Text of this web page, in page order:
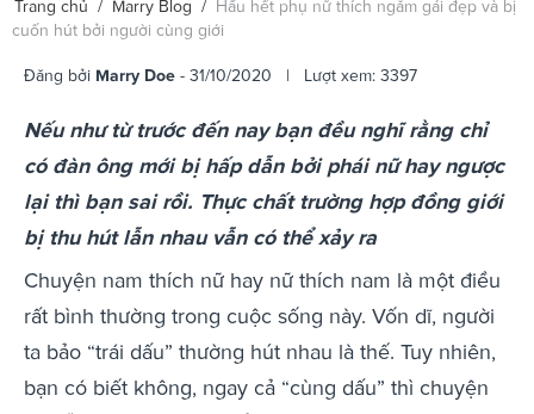
Trang chủ / Marry Blog / Hầu hết phụ nữ thích ngắm gái đẹp và bị
cuốn hút bởi người cùng giới
Đăng bởi Marry Doe - 31/10/2020 | Lượt xem: 3397
Nếu như từ trước đến nay bạn đều nghĩ rằng chỉ
có đàn ông mới bị hấp dẫn bởi phái nữ hay ngược
lại thì bạn sai rồi. Thực chất trường hợp đồng giới
bị thu hút lẫn nhau vẫn có thể xảy ra
Chuyện nam thích nữ hay nữ thích nam là một điều
rất bình thường trong cuộc sống này. Vốn dĩ, người
ta bảo “trái dấu” thường hút nhau là thế. Tuy nhiên,
bạn có biết không, ngay cả “cùng dấu” thì chuyện